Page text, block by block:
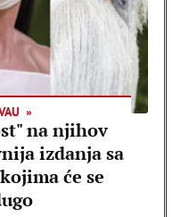
na njihov
izdanja sa
će se